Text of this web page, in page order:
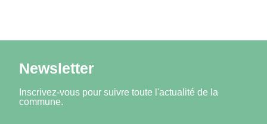
Newsletter
Inscrivez-vous pour suivre toute l'actualité de la
commune.